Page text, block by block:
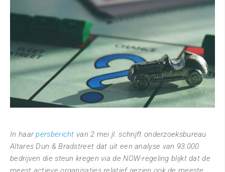
In haarpersbericht van 2 mei jl. schrijft onderzoeksbureau
Altares Dun & Bradstreet dat uit een analyse van 93.000
bedrijven die steun kregen via de NOW-regeling blijkt dat de